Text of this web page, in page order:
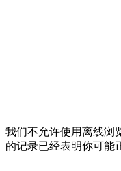
我们不允许使用离线浏
的记录已经表明你可能